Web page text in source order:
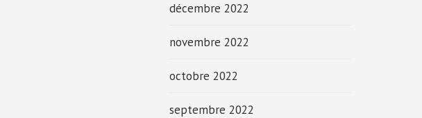
décembre 2022
novembre 2022
octobre 2022
septembre 2022